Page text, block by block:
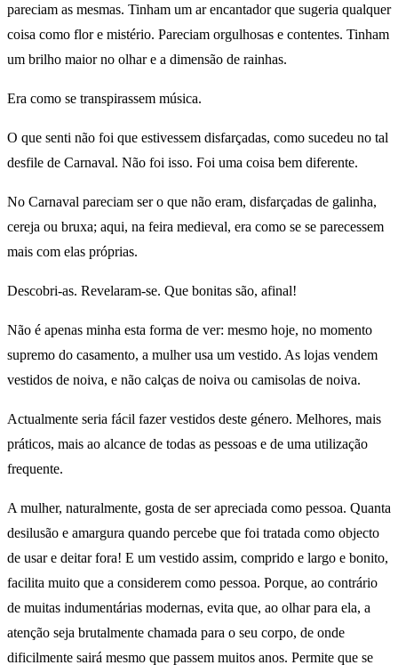
pareciam as mesmas. Tinham um ar encantador que sugeria qualquer
coisa como flor e mistério. Pareciam orgulhosas e contentes. Tinham
um brilho maior no olhar e a dimensão de rainhas.
Era como se transpirassem música.
O que senti não foi que estivessem disfarçadas, como sucedeu no tal
desfile de Carnaval. Não foi isso. Foi uma coisa bem diferente.
No Carnaval pareciam ser o que não eram, disfarçadas de galinha,
cereja ou bruxa; aqui, na feira medieval, era como se se parecessem
mais com elas próprias.
Descobri-as. Revelaram-se. Que bonitas são, afinal!
Não é apenas minha esta forma de ver: mesmo hoje, no momento
supremo do casamento, a mulher usa um vestido. As lojas vendem
vestidos de noiva, e não calças de noiva ou camisolas de noiva.
Actualmente seria fácil fazer vestidos deste género. Melhores, mais
práticos, mais ao alcance de todas as pessoas e de uma utilização
frequente.
A mulher, naturalmente, gosta de ser apreciada como pessoa. Quanta
desilusão e amargura quando percebe que foi tratada como objecto
de usar e deitar fora! E um vestido assim, comprido e largo e bonito,
facilita muito que a considerem como pessoa. Porque, ao contrário
de muitas indumentárias modernas, evita que, ao olhar para ela, a
atenção seja brutalmente chamada para o seu corpo, de onde
dificilmente sairá mesmo que passem muitos anos. Permite que se